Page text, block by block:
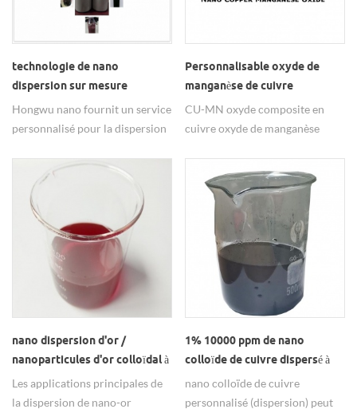
technologie de nano
dispersion sur mesure
solution liquide hautement
stable de nanopoudres
Hongwu nano fournit un service
personnalisé pour la dispersion
professionnelle de haute qualité
permet une application plus
efficace.
Personnalisable oxyde de
manganèse de cuivre
Nanoparticules Pour Cataylst
CU-MN oxyde composite en
cuivre oxyde de manganèse
catalytique photothermal
conversion de solaire énergie.
Envoyer une demande à
Hongwu nanomatériau
maintenant.
nano dispersion d'or /
nanoparticules d'or colloïdal à
vendre
Les applications principales de
la dispersion de nano-or
1% 10000 ppm de nano
colloïde de cuivre dispersé à
nano colloïde de cuivre
personnalisé (dispersion) peut